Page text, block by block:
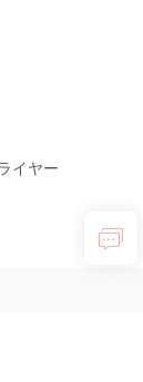
イヤー